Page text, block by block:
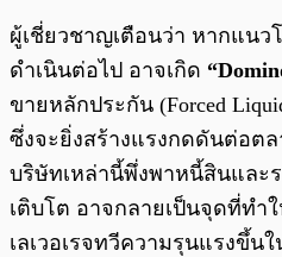
ผู้เชี่ยวชาญเตือนว่า หากแน
ดำเนินต่อไป อาจเกิด
ขายหลักประกัน (Forced
ซึ่งจะยิ่งสร้างแรงกดดันต่อต
บริษัทเหล่านี้พึ่งพาหนี้สินและ
เติบโต อาจกลายเป็นจุดที่ทำ
เลเวอเรจทวีความรุนแรงขึ้น